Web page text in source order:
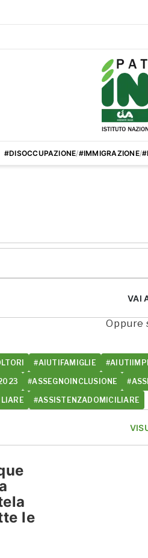
#DISOCCUPAZIONE/#IMMIGRAZIONE/
VAI
Oppure
#AIUTIFAMIGLIE
#ASSEGNOINCLUSIONE
#ASSISTENZADOMICILIARE
le